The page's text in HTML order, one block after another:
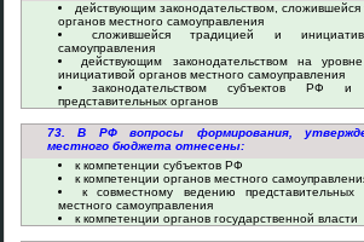
действующим законодательством,
органов местного самоуправления
сложившейся традицией и
самоуправления
действующим законодательством на
инициативой органов местного самоуправления
законодательством субъектов РФ и
представительных органов
73. В РФ вопросы формирования,
местного бюджета отнесены:
к компетенции субъектов РФ
к компетенции органов местного
к совместному ведению
местного самоуправления
к компетенции органов государственной власти